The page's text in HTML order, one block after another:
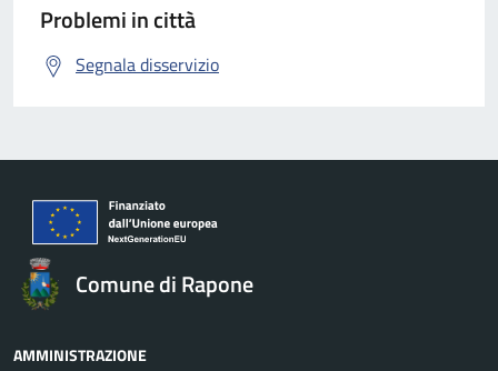
Problemi in città
Segnala disservizio
Comune di Rapone
AMMINISTRAZIONE